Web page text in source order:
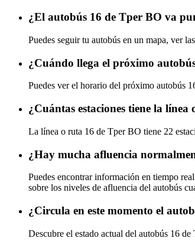
¿El autobús 16 de Tper BO va
Puedes seguir tu autobús en un mapa, ver
¿Cuándo llega el próximo
Puedes ver el horario del próximo autobús
¿Cuántas estaciones tiene la
La línea o ruta 16 de Tper BO tiene 22
¿Hay mucha afluencia
Puedes encontrar información en tiempo
sobre los niveles de afluencia del autobús
¿Circula en este momento el
Descubre el estado actual del autobús 16 de